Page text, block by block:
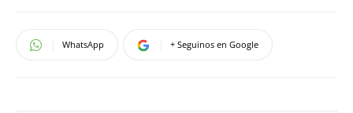
WhatsApp + Seguinos en Google